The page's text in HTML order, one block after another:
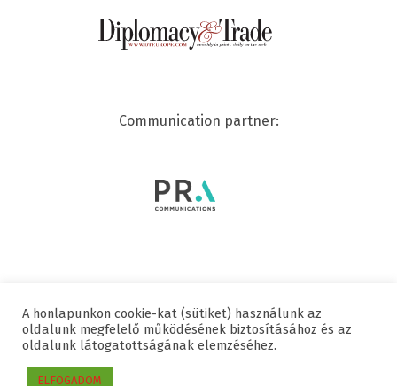
Communication partner:
© 2020 SWISSCHAM | ALL RIGHTS RESERVED
Useful links
A honlapunkon cookie-kat (sütiket) használunk az
oldalunk megfelelő működésének biztosításához és az
oldalunk látogatottságának elemzéséhez.
ELFOGADOM